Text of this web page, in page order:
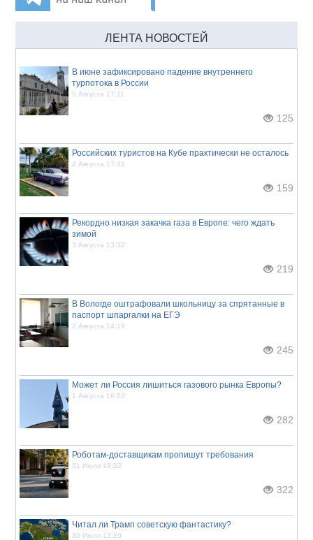
ЛЕНТА НОВОСТЕЙ
В июне зафиксировано падение внутреннего
турпотока в России
5 Августа 17:11
125
Российских туристов на Кубе практически не осталось
4 Августа 17:41
159
Рекордно низкая закачка газа в Европе: чего ждать
зимой
3 Августа 13:32
219
В Вологде оштрафовали школьницу за спрятанные в
паспорт шпаргалки на ЕГЭ
2 Августа 14:19
245
Может ли Россия лишиться газового рынка Европы?
1 Августа 16:23
282
Роботам-доставщикам пропишут требования
31 Июля 18:32
322
Читал ли Трамп советскую фантастику?
30 Июля 12:20